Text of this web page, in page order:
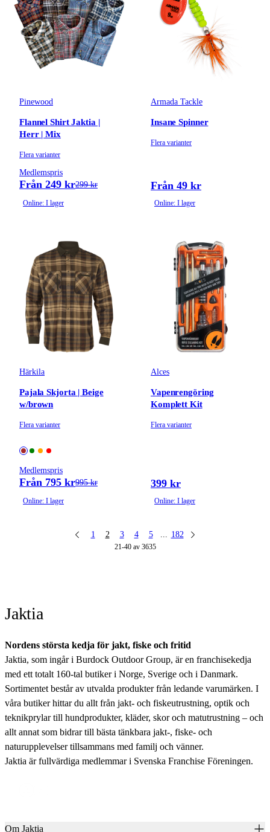
Pinewood
Flannel Shirt Jaktia |
Herr | Mix
Flera varianter
Medlemspris
Från 249 kr299 kr
Online: I lager
Armada Tackle
Insane Spinner
Flera varianter
Från 49 kr
Online: I lager
Härkila
Pajala Skjorta | Beige
w/brown
Flera varianter
Medlemspris
Från 795 kr995 kr
Online: I lager
Alces
Vapenrengöring
Komplett Kit
Flera varianter
399 kr
Online: I lager
1 2 3 4 5 ... 182
21-40 av 3635
Jaktia
Nordens största kedja för jakt, fiske och fritid
Jaktia, som ingår i Burdock Outdoor Group, är en franchisekedja
med ett totalt 160-tal butiker i Norge, Sverige och i Danmark.
Sortimentet består av utvalda produkter från ledande varumärken. I
våra butiker hittar du allt från jakt- och fiskeutrustning, optik och
teknikprylar till hundprodukter, kläder, skor och matutrustning – och
allt annat som bidrar till bästa tänkbara jakt-, fiske- och
naturupplevelser tillsammans med familj och vänner.
Jaktia är fullvärdiga medlemmar i Svenska Franchise Föreningen.
Om Jaktia